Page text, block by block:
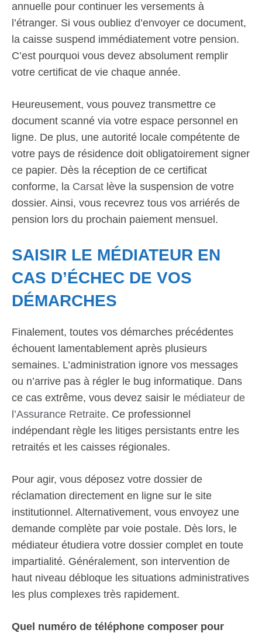
annuelle pour continuer les versements à
l’étranger. Si vous oubliez d’envoyer ce document,
la caisse suspend immédiatement votre pension.
C’est pourquoi vous devez absolument remplir
votre certificat de vie chaque année.
Heureusement, vous pouvez transmettre ce
document scanné via votre espace personnel en
ligne. De plus, une autorité locale compétente de
votre pays de résidence doit obligatoirement signer
ce papier. Dès la réception de ce certificat
conforme, la Carsat lève la suspension de votre
dossier. Ainsi, vous recevrez tous vos arriérés de
pension lors du prochain paiement mensuel.
SAISIR LE MÉDIATEUR EN
CAS D’ÉCHEC DE VOS
DÉMARCHES
Finalement, toutes vos démarches précédentes
échouent lamentablement après plusieurs
semaines. L’administration ignore vos messages
ou n’arrive pas à régler le bug informatique. Dans
ce cas extrême, vous devez saisir le médiateur de
l’Assurance Retraite. Ce professionnel
indépendant règle les litiges persistants entre les
retraités et les caisses régionales.
Pour agir, vous déposez votre dossier de
réclamation directement en ligne sur le site
institutionnel. Alternativement, vous envoyez une
demande complète par voie postale. Dès lors, le
médiateur étudiera votre dossier complet en toute
impartialité. Généralement, son intervention de
haut niveau débloque les situations administratives
les plus complexes très rapidement.
Quel numéro de téléphone composer pour